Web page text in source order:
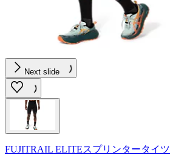
Next slide
FUJITRAIL ELITEスプリンタータイツ